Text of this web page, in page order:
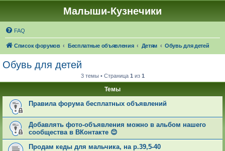
Малыши-Кузнечики
FAQ
Список форумов Бесплатные объявления Детям Обувь для детей
Обувь для детей
3 темы • Страница 1 из 1
Темы
Правила форума бесплатных объявлений
Добавлять фото-объявления можно в альбом нашего
сообщества в ВКонтакте 😊
Продам кеды для мальчика, на р.39,5-40